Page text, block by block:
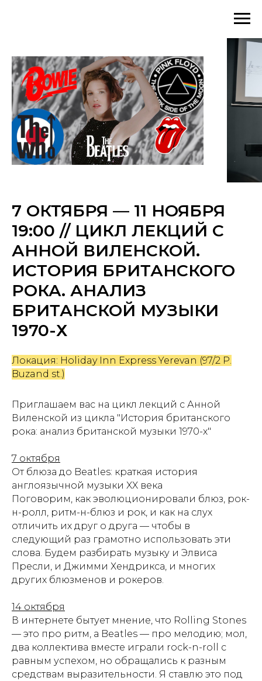
7 ОКТЯБРЯ — 11 НОЯБРЯ
19:00 // ЦИКЛ ЛЕКЦИЙ С
АННОЙ ВИЛЕНСКОЙ.
ИСТОРИЯ БРИТАНСКОГО
РОКА. АНАЛИЗ
БРИТАНСКОЙ МУЗЫКИ
1970-Х
Локация: Holiday Inn Express Yerevan (97/2 P.
Buzand st.)
Приглашаем вас на цикл лекций с Анной
Виленской из цикла "История британского
рока: анализ британской музыки 1970-х"
7 октября
От блюза до Beatles: краткая история
англоязычной музыки XX века
Поговорим, как эволюционировали блюз, рок-
н-ролл, ритм-н-блюз и рок, и как на слух
отличить их друг о друга — чтобы в
следующий раз грамотно использовать эти
слова. Будем разбирать музыку и Элвиса
Пресли, и Джимми Хендрикса, и многих
других блюзменов и рокеров.
14 октября
В интернете бытует мнение, что Rolling Stones
— это про ритм, а Beatles — про мелодию; мол,
два коллектива вместе играли rock-n-roll с
равным успехом, но обращались к разным
средствам выразительности. Я ставлю это под